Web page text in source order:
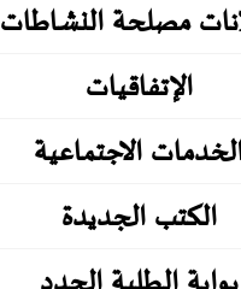
مصلحة النشاطات
الإتفاقيات
الاجتماعية
الكتب الجديدة